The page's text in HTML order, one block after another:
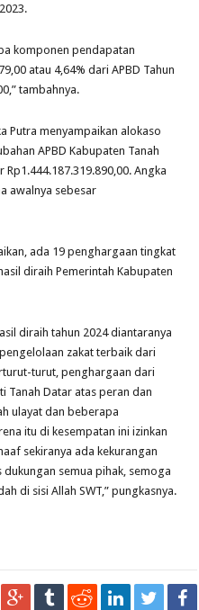
komponen pendapatan
atau 4,64% dari APBD Tahun
tambahnya.
Putra menyampaikan alokaso
APBD Kabupaten Tanah
Angka
awalnya sebesar
ada 19 penghargaan tingkat
diraih Pemerintah Kabupaten
diraih tahun 2024 diantaranya
zakat terbaik dari
turut, penghargaan dari
Tanah Datar atas peran dan
ulayat dan beberapa
itu di kesempatan ini izinkan
sekiranya ada kekurangan
semua pihak, semoga
di sisi Allah SWT,” pungkasnya.